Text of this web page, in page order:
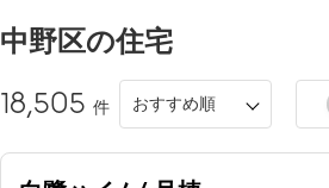
中野区の住宅
18,505 件 おすすめ順